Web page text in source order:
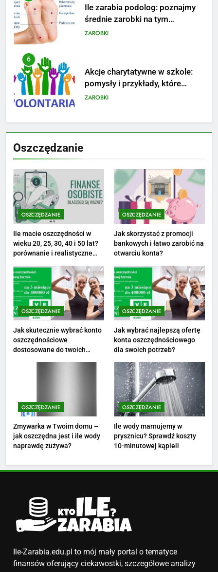
Akcje charytatywne w szkole:
pomysły i przykłady, które
zainspirują
ZAROBKI
7
Jak przygotować się finansowo
na narodziny dziecka: ile to
kosztuje i jak zaplanować
PORADY
8
1
Ile zarabia striptizer: poznaj
aktualne stawki męskiego
striptizera
ZAROBKI
2
Ile zarabia psycholog szkolny:
poznaj średnie zarobki na tym
stanowisku
ZAROBKI
3
Ile zarabia florysta — średnie
zarobki, dodatki i sposoby na
podwyżkę
ZAROBKI
Ile zarabia nauczyciel
matematyki: średnie zarobki,
dodatki i perspektywy
ZAROBKI
5
średnie zarobki na tym
Akcje charytatywne w szkole:
pomysły i przykłady, które
ZAROBKI
Oszczędzanie
OSZCZĘDZANIE
Ile macie oszczędności w
wieku 20, 25, 30, 40 i 50 lat?
porównanie i realistyczne
OSZCZĘDZANIE
Jak skorzystać z promocji
bankowych i łatwo zarobić na
otwarciu konta?
OSZCZĘDZANIE
Jak skutecznie wybrać konto
oszczędnościowe
dostosowane do twoich
OSZCZĘDZANIE
Jak wybrać najlepszą ofertę
konta oszczędnościowego
dla swoich potrzeb?
OSZCZĘDZANIE
Zmywarka w Twoim domu –
jak oszczędna jest i ile wody
naprawdę zużywa?
OSZCZĘDZANIE
Ile wody marnujemy w
prysznicu? Sprawdź koszty
10-minutowej kąpieli
Ile-Zarabia.edu.pl to mój mały portal o tematyce
finansów oferujący ciekawostki, szczegółowe analizy